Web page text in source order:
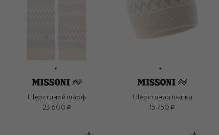
Шерстяной шарф
23 600 ₽
Шерстяная шапка
15 750 ₽